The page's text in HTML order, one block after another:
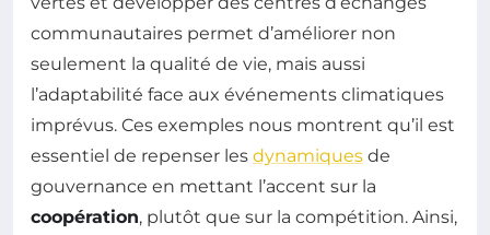
communautaires permet d’améliorer non
seulement la qualité de vie, mais aussi
l’adaptabilité face aux événements climatiques
imprévus. Ces exemples nous montrent qu’il est
essentiel de repenser les dynamiques de
gouvernance en mettant l’accent sur la
coopération, plutôt que sur la compétition. Ainsi,